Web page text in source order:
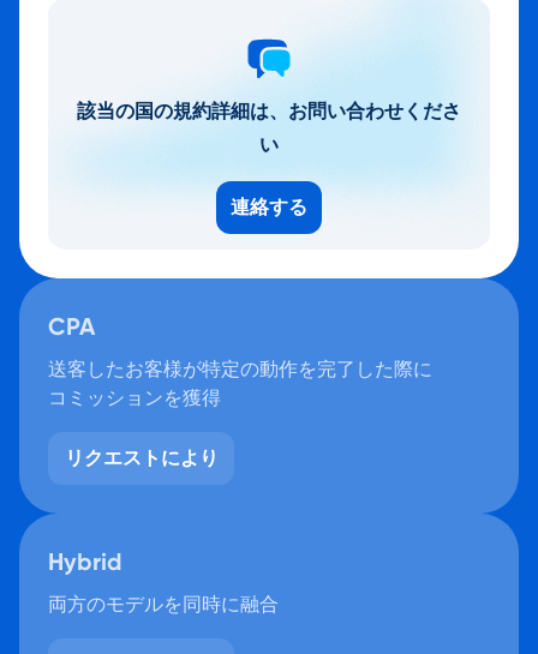
該当の国の規約詳細は、お問い合わせくださ
い
連絡する
CPA
送客したお客様が特定の動作を完了した際に
コミッションを獲得
リクエストにより
Hybrid
両方のモデルを同時に融合